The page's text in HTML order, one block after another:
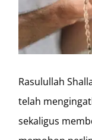
Rasulullah
telah
sekaligus